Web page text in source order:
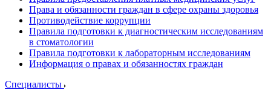
Права и обязанности граждан в сфере охраны здоровья
Противодействие коррупции
Правила подготовки к диагностическим исследованиям
в стоматологии
Правила подготовки к лабораторным исследованиям
Информация о правах и обязанностях граждан
Специалисты